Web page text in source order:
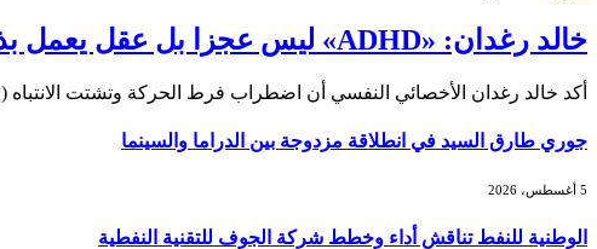
خالد رغدان: «ADHD» ليس عجزا بل عقل يعمل بذكاء وإيقاع مختلف
أكد خالد رغدان الأخصائي النفسي أن اضطراب فرط الحركة وتشتت الانتباه (ADHD) يعد اضطرابا نمائيا…
جوري طارق السيد في انطلاقة مزدوجة بين الدراما والسينما
5 أغسطس، 2026
الوطنية للنفط تناقش أداء وخطط شركة الجوف للتقنية النفطية